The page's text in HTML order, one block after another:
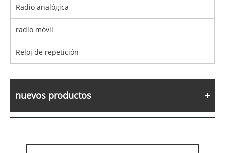
Radio analógica
radio móvil
Reloj de repetición
nuevos productos